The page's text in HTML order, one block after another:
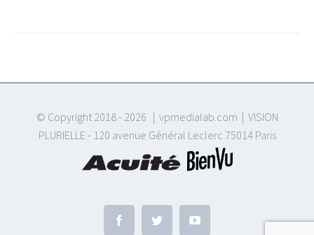
© Copyright 2018 - 2026 | vpmedialab.com | VISION
PLURIELLE - 120 avenue Général Leclerc 75014 Paris
FacebookTwitter YouTube